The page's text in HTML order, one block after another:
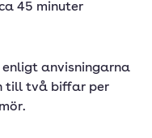
45 minuter
anvisningarna
till två biffar per